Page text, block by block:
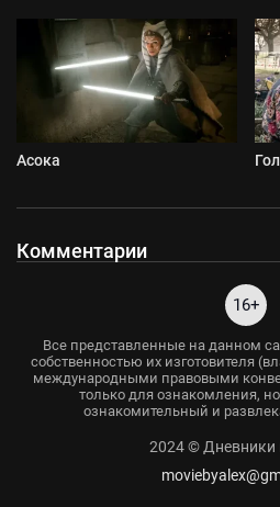
Асока
Комментарии
16+
Все представленные на данном
собственностью их изготовителя
международными правовыми
только для ознакомления,
ознакомительный и
2024 © Дневники